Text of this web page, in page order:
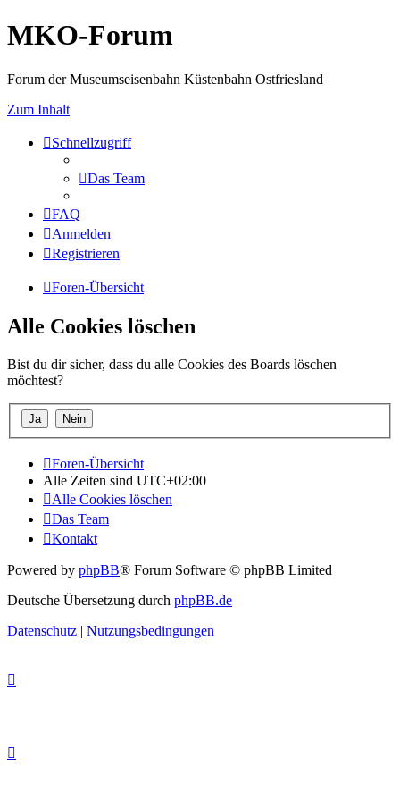
MKO-Forum
Forum der Museumseisenbahn Küstenbahn Ostfriesland
Zum Inhalt
Schnellzugriff
Das Team
FAQ
Anmelden
Registrieren
Foren-Übersicht
Alle Cookies löschen
Bist du dir sicher, dass du alle Cookies des Boards löschen
möchtest?
Foren-Übersicht
Alle Zeiten sind UTC+02:00
Alle Cookies löschen
Das Team
Kontakt
Powered by phpBB® Forum Software © phpBB Limited
Deutsche Übersetzung durch phpBB.de
Datenschutz | Nutzungsbedingungen